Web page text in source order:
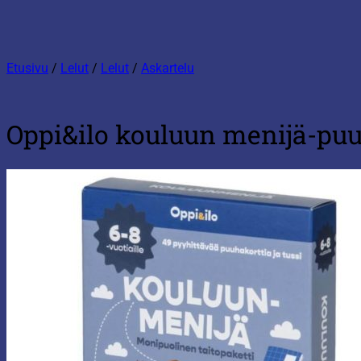
Etusivu / Lelut / Lelut / Askartelu
Oppi&ilo kouluun menijä-